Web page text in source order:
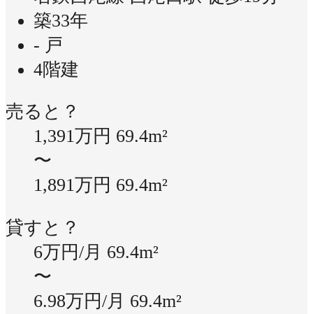
築33年
- 戸
4階建
売ると？
1,391万円 69.4m²
〜
1,891万円 69.4m²
貸すと？
6万円/月 69.4m²
〜
6.98万円/月 69.4m²